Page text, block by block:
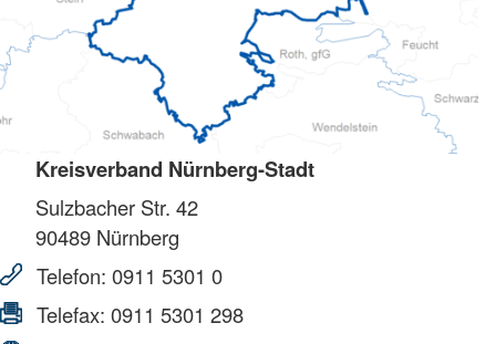
Kreisverband Nürnberg-Stadt
Sulzbacher Str. 42
90489 Nürnberg
Telefon: 0911 5301 0
Telefax: 0911 5301 298